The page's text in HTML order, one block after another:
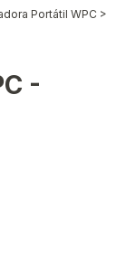
Portátil WPC >
-